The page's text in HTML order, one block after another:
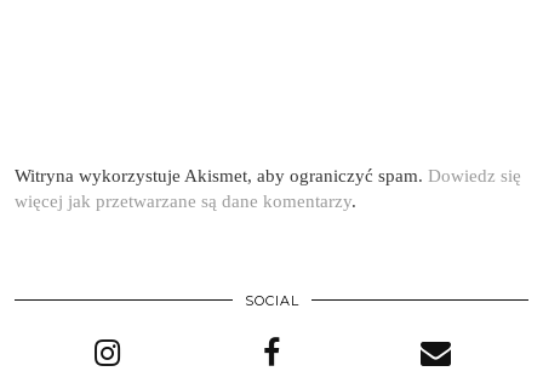
Witryna wykorzystuje Akismet, aby ograniczyć spam. Dowiedz się
więcej jak przetwarzane są dane komentarzy.
SOCIAL